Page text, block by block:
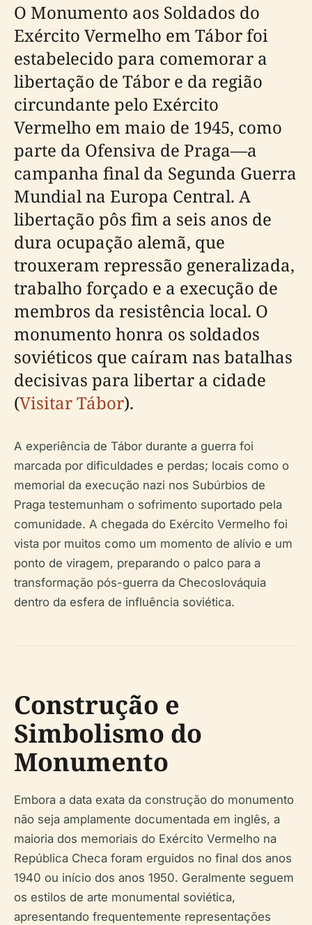
O Monumento aos Soldados do
Exército Vermelho em Tábor foi
estabelecido para comemorar a
libertação de Tábor e da região
circundante pelo Exército
Vermelho em maio de 1945, como
parte da Ofensiva de Praga—a
campanha final da Segunda Guerra
Mundial na Europa Central. A
libertação pôs fim a seis anos de
dura ocupação alemã, que
trouxeram repressão generalizada,
trabalho forçado e a execução de
membros da resistência local. O
monumento honra os soldados
soviéticos que caíram nas batalhas
decisivas para libertar a cidade
(Visitar Tábor).
A experiência de Tábor durante a guerra foi
marcada por dificuldades e perdas; locais como o
memorial da execução nazi nos Subúrbios de
Praga testemunham o sofrimento suportado pela
comunidade. A chegada do Exército Vermelho foi
vista por muitos como um momento de alívio e um
ponto de viragem, preparando o palco para a
transformação pós-guerra da Checoslováquia
dentro da esfera de influência soviética.
Construção e
Simbolismo do
Monumento
Embora a data exata da construção do monumento
não seja amplamente documentada em inglês, a
maioria dos memoriais do Exército Vermelho na
República Checa foram erguidos no final dos anos
1940 ou início dos anos 1950. Geralmente seguem
os estilos de arte monumental soviética,
apresentando frequentemente representações